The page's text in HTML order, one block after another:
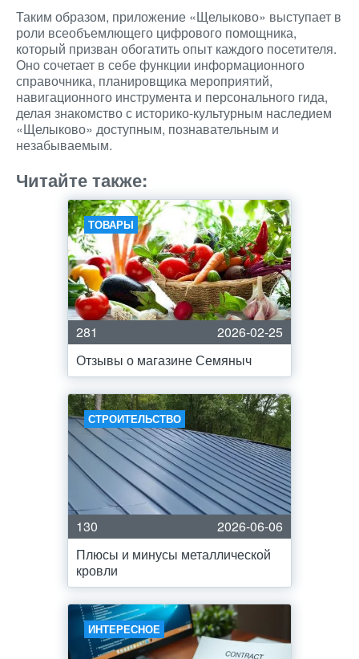
Таким образом, приложение «Щелыково» выступает в
роли всеобъемлющего цифрового помощника,
который призван обогатить опыт каждого посетителя.
Оно сочетает в себе функции информационного
справочника, планировщика мероприятий,
навигационного инструмента и персонального гида,
делая знакомство с историко-культурным наследием
«Щелыково» доступным, познавательным и
незабываемым.
Читайте также:
ТОВАРЫ
281
2026-02-25
Отзывы о магазине Семяныч
СТРОИТЕЛЬСТВО
130
2026-06-06
Плюсы и минусы металлической
кровли
ИНТЕРЕСНОЕ